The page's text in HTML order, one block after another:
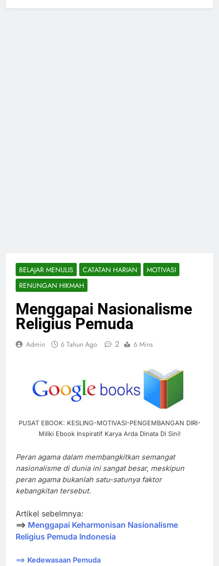
BELAJAR MENULIS CATATAN HARIAN
MOTIVASI
RENUNGAN HIKMAH
Menggapai Nasionalisme
Religius Pemuda
Admin 6 Tahun Ago 2 6 Mins
PUSAT EBOOK: KESLING-MOTIVASI-PENGEMBANGAN DIRI-
Miliki Ebook Inspiratif Karya Arda Dinata Di Sini!
Peran agama dalam membangkitkan semangat
nasionalisme di dunia ini sangat besar, meskipun
peran agama bukanlah satu-satunya faktor
kebangkitan tersebut.
Artikel sebelmnya:
==> Menggapai Keharmonisan Nasionalisme
Religius Pemuda Indonesia
==> Kedewasaan Pemuda